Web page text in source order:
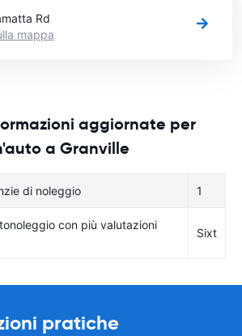
Rd
mappa
aggiornate per
a Granville
di noleggio 1
con più valutazioni
Sixt
pratiche